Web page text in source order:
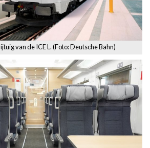
van de ICE L. (Foto: Deutsche Bahn)